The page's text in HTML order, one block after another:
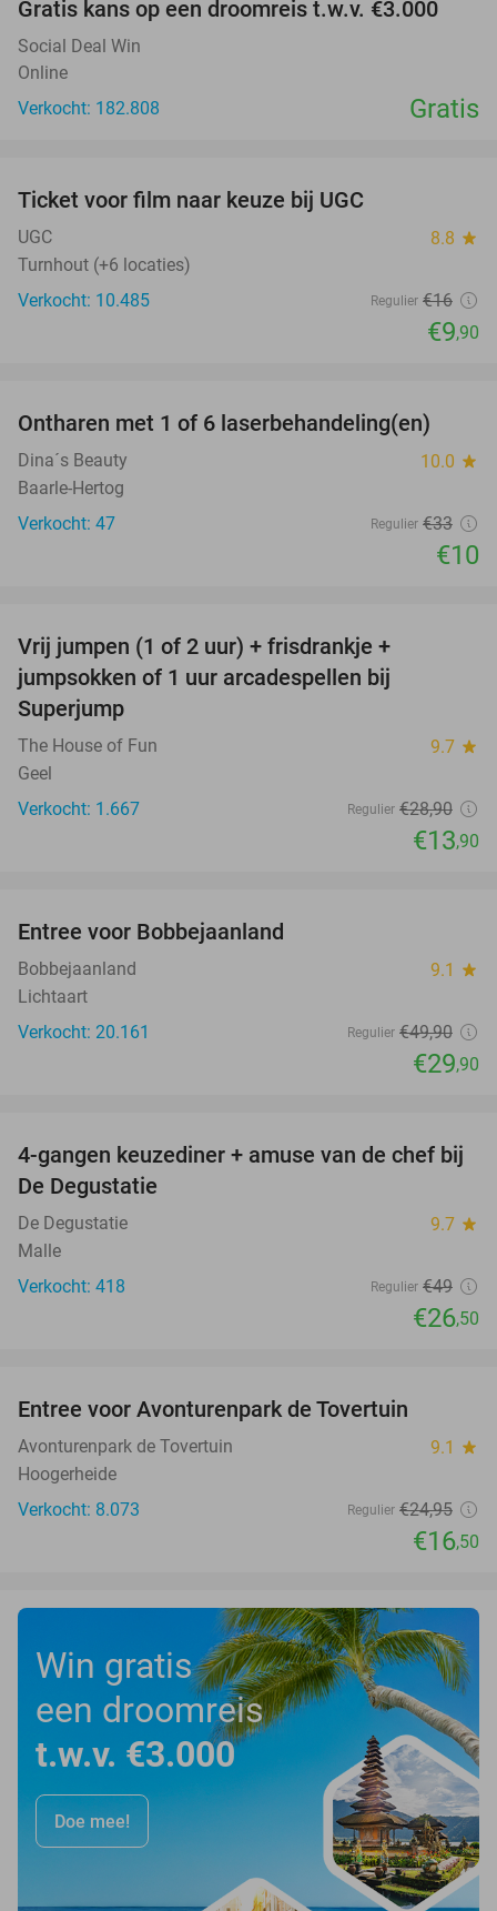
Gratis kans op een droomreis t.w.v. €3.000
Social Deal Win
Online
Verkocht: 182.808
Gratis
Ticket voor film naar keuze bij UGC
UGC 8.8 star
Turnhout (+6 locaties)
Verkocht: 10.485
Regulier €16
€9,90
70%
Ontharen met 1 of 6 laserbehandeling(en)
Dina´s Beauty 10.0 star
Baarle-Hertog
Verkocht: 47
Regulier €33
€10
Vrij jumpen (1 of 2 uur) + frisdrankje +
jumpsokken of 1 uur arcadespellen bij
Superjump
The House of Fun 9.7 star
Geel
Verkocht: 1.667
Regulier €28,90
€13,90
Entree voor Bobbejaanland
Bobbejaanland 9.1 star
Lichtaart
Verkocht: 20.161
Regulier €49,90
€29,90
46%
4-gangen keuzediner + amuse van de chef bij
De Degustatie
De Degustatie 9.7 star
Malle
Verkocht: 418
Regulier €49
€26,50
Entree voor Avonturenpark de Tovertuin
Avonturenpark de Tovertuin 9.1 star
Hoogerheide
Verkocht: 8.073
Regulier €24,95
€16,50
Win gratis
een droomreis
t.w.v. €3.000
Doe mee!